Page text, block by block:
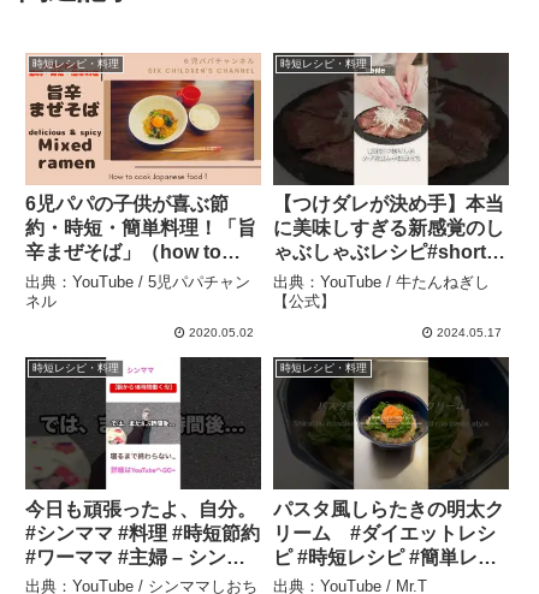
時短レシピ・料理
6児パパの子供が喜ぶ節
約・時短・簡単料理！「旨
辛まぜそば」（how to
cook Japanese
food「Mixed ramen」） –
5児パパチャンネル
出典：YouTube / 5児パパチャン
ネル
2020.05.02
時短レシピ・料理
【つけダレが決め手】本当
に美味しすぎる新感覚のし
ゃぶしゃぶレシピ#shorts
– 牛たんねぎし【公式】
出典：YouTube / 牛たんねぎし
【公式】
2024.05.17
時短レシピ・料理
今日も頑張ったよ、自分。
#シンママ #料理 #時短節約
#ワーママ #主婦 – シンマ
マしおちゃんねる
出典：YouTube / シンママしおち
時短レシピ・料理
パスタ風しらたきの明太ク
リーム #ダイエットレシ
ピ #時短レシピ #簡単レシ
ピ #easyrecipe – Mr.T
出典：YouTube / Mr.T